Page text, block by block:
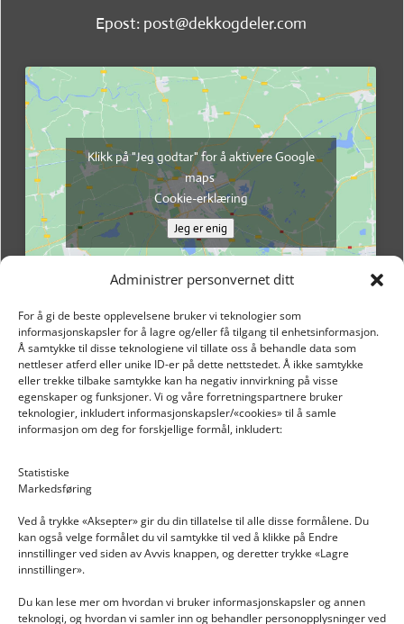
Administrer personvernet ditt
For å gi de beste opplevelsene bruker vi teknologier som
informasjonskapsler for å lagre og/eller få tilgang til enhetsinformasjon.
Å samtykke til disse teknologiene vil tillate oss å behandle data som
nettleser atferd eller unike ID-er på dette nettstedet. Å ikke samtykke
eller trekke tilbake samtykke kan ha negativ innvirkning på visse
egenskaper og funksjoner. Vi og våre forretningspartnere bruker
teknologier, inkludert informasjonskapsler/«cookies» til å samle
informasjon om deg for forskjellige formål, inkludert:
Statistiske
Markedsføring
Ved å trykke «Aksepter» gir du din tillatelse til alle disse formålene. Du
kan også velge formålet du vil samtykke til ved å klikke på Endre
innstillinger ved siden av Avvis knappen, og deretter trykke «Lagre
innstillinger».
Du kan lese mer om hvordan vi bruker informasjonskapsler og annen
teknologi, og hvordan vi samler inn og behandler personopplysninger ved
Epost: post@dekkogdeler.com
Klikk på "Jeg godtar" for å aktivere Google
maps
Cookie-erklæring
Jeg er enig
INFORMASJON